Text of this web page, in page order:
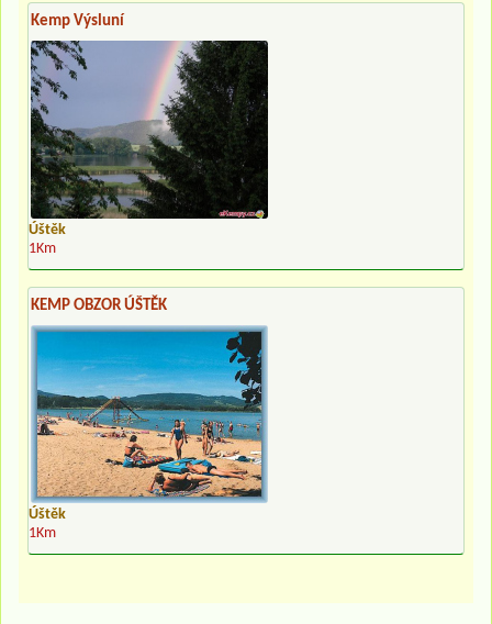
Kemp Výsluní
Úštěk
1Km
KEMP OBZOR ÚŠTĚK
Úštěk
1Km